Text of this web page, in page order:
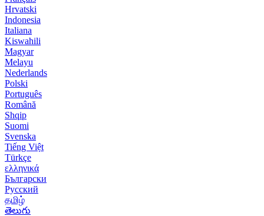
Hrvatski
Indonesia
Italiana
Kiswahili
Magyar
Melayu
Nederlands
Polski
Português
Română
Shqip
Suomi
Svenska
Tiếng Việt
Türkçe
ελληνικά
Български
Русский
தமிழ்
తెలుగు